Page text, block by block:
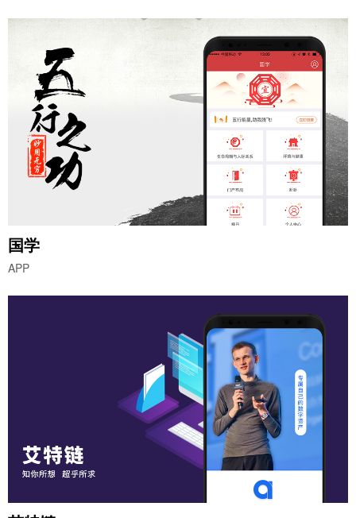
国学
APP